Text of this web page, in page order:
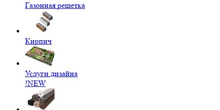
Газонная решетка
Кирпич
Услуги дизайна
!NEW